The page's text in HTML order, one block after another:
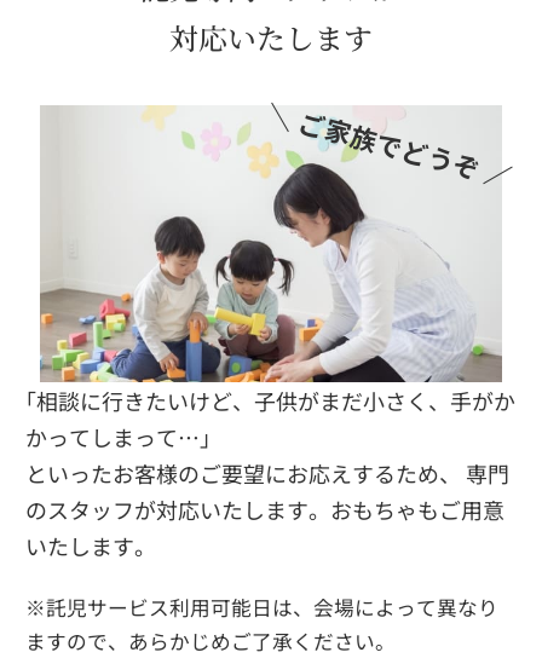
対応いたします
｢相談に行きたいけど、子供がまだ小さく、手がか
かってしまって…｣
といったお客様のご要望にお応えするため、 専門
のスタッフが対応いたします。 おもちゃもご用意
いたします。
※託児サービス利用可能日は、会場によって異なり
ますので、あらかじめご了承ください。